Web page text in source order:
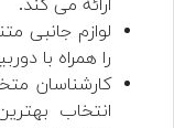
ارائه می کند.
لوازم جانبی
را همراه با
کارشناسان
انتخاب